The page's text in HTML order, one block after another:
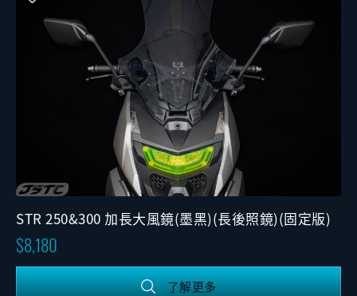
STR 250&300 加長大風鏡(墨黑)(長後照鏡)(固定版)
8,180
了解更多